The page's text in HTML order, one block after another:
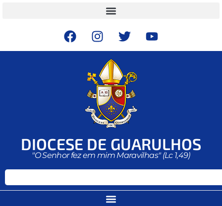
DIOCESE DE GUARULHOS
"O Senhor fez em mim Maravilhas" (Lc 1,49)